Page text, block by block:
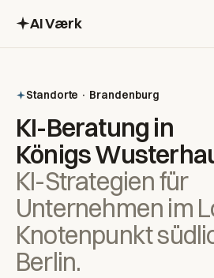
AI Værk
Standorte · Brandenburg
KI-Beratung in
Königs
KI-Strategien für
Unternehmen im
Knotenpunkt
Berlin.